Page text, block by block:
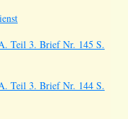
Teil 3. Brief Nr. 145 S.
Teil 3. Brief Nr. 144 S.